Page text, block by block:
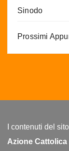
Sinodo
Prossimi
I contenuti del
Azione Cattolica